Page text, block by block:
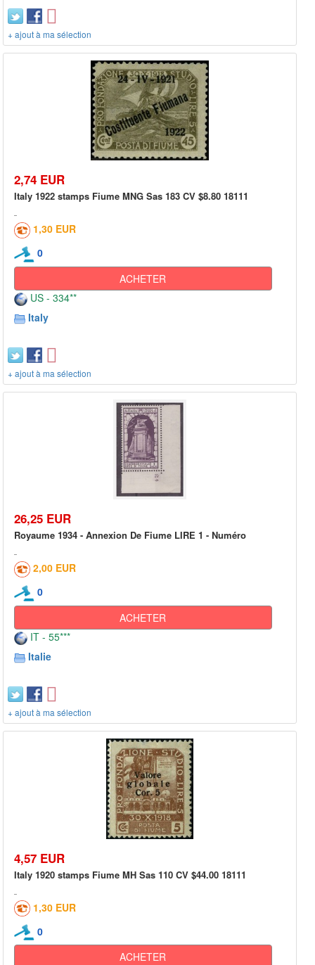
+ ajout à ma sélection
2,74 EUR
Italy 1922 stamps Fiume MNG Sas 183 CV $8.80 18111
1,30 EUR
0
ACHETER
US - 334**
Italy
+ ajout à ma sélection
26,25 EUR
Royaume 1934 - Annexion De Fiume LIRE 1 - Numéro
2,00 EUR
0
ACHETER
IT - 55***
Italie
+ ajout à ma sélection
4,57 EUR
Italy 1920 stamps Fiume MH Sas 110 CV $44.00 18111
1,30 EUR
0
ACHETER